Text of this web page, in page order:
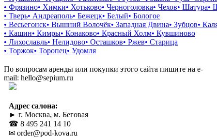
• Фрязино• Химки• Хотьково• Черноголовка• Чехов• Шатура•
• Тверь• Андреаполь• Бежецк• Белый• Бологое
• Весьегонск• Вышний Волочёк• Западная Двина• Зубцов•
• Кашин• Кимры• Конаково• Красный Холм• Кувшиново
• Лихославль• Нелидово• Осташков• Ржев• Старица
• Торжок• Торопец• Удомля
По вопросам аренды или покупки этого сайта пишите на e-
mail: hello@sepium.ru
Адрес салона:
► г. Москва, м. Беговая
☎ 8 495 241 14 10
✉ order@pod-kova.ru